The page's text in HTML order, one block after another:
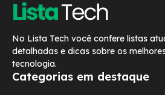
No Lista Tech você confere listas
detalhadas e dicas sobre os
tecnologia.
Categorias em destaque